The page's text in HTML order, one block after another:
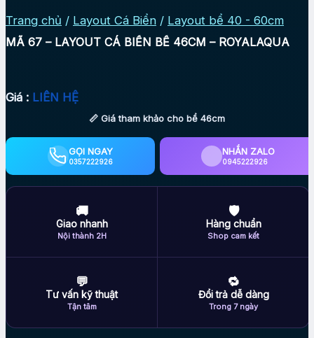
Trang chủ / Layout Cá Biển / Layout bể 40 - 60cm
MÃ 67 – LAYOUT CÁ BIỂN BỂ 46CM – ROYALAQUA
Giá : LIÊN HỆ
📏 Giá tham khảo cho bể 46cm
GỌI NGAY
0357222926
NHẮN ZALO
0945222926
🚚
Giao nhanh
Nội thành 2H
🛡
Hàng chuẩn
Shop cam kết
💬
Tư vấn kỹ thuật
Tận tâm
🔁
Đổi trả dễ dàng
Trong 7 ngày